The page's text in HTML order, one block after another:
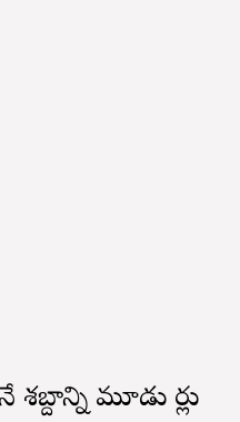
మూడు సార్లు